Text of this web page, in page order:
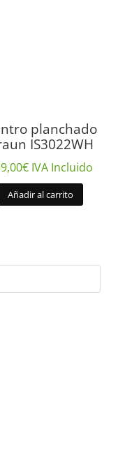
planchado
IS3022WH
€ IVA Incluido
Añadir al carrito